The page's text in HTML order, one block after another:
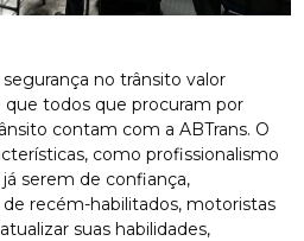
no trânsito valor
que todos que procuram por
contam com a ABTrans. O
como profissionalismo
serem de confiança,
recém-habilitados, motoristas
suas habilidades,